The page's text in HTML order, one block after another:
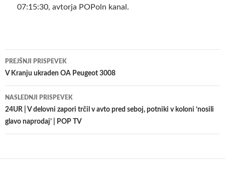
07:15:30, avtorja POPoln kanal.
Krmarjenje
po
prispevkih
PREJŠNJI PRISPEVEK
V Kranju ukraden OA Peugeot 3008
NASLEDNJI PRISPEVEK
24UR | V delovni zapori trčil v avto pred seboj, potniki v koloni ‘nosili
glavo naprodaj’ | POP TV